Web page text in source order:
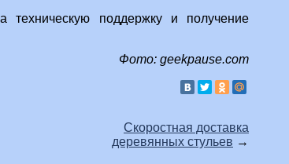
техническую поддержку и получение
Фото: geekpause.com
Скоростная доставка
деревянных стульев →